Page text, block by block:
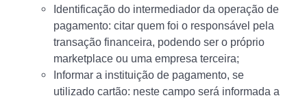
Identificação do intermediador da operação de
pagamento: citar quem foi o responsável pela
transação financeira, podendo ser o próprio
marketplace ou uma empresa terceira;
Informar a instituição de pagamento, se
utilizado cartão: neste campo será informada a